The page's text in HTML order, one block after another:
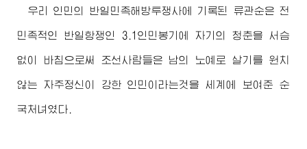
우리 인민의 반일민족해방투쟁사에 기록된 류관순은 전
민족적인 반일항쟁인 3.1인민봉기에 자기의 청춘을 서슴
없이 바침으로써 조선사람들은 남의 노예로 살기를 원치
않는 자주정신이 강한 인민이라는것을 세계에 보여준 순
국처녀였다.